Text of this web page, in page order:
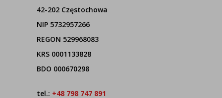
42-202 Częstochowa
NIP 5732957266
REGON 529968083
KRS 0001133828
BDO 000670298
tel.: +48 798 747 891